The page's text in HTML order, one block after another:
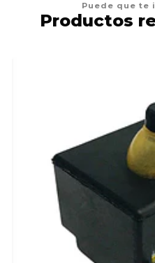
Puede que te
Productos